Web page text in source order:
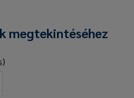
megtekintéséhez